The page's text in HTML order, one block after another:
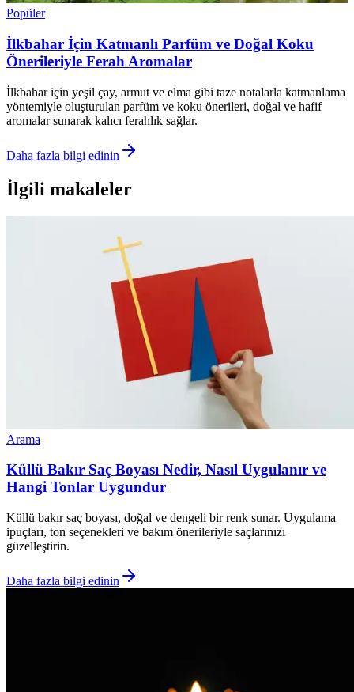
Popüler
İlkbahar İçin Katmanlı Parfüm ve Doğal Koku
Önerileriyle Ferah Aromalar
İlkbahar için yeşil çay, armut ve elma gibi taze notalarla katmanlama
yöntemiyle oluşturulan parfüm ve koku önerileri, doğal ve hafif
aromalar sunarak kalıcı ferahlık sağlar.
Daha fazla bilgi edinin
İlgili makaleler
Arama
Küllü Bakır Saç Boyası Nedir, Nasıl Uygulanır ve
Hangi Tonlar Uygundur
Küllü bakır saç boyası, doğal ve dengeli bir renk sunar. Uygulama
ipuçları, ton seçenekleri ve bakım önerileriyle saçlarınızı
güzelleştirin.
Daha fazla bilgi edinin